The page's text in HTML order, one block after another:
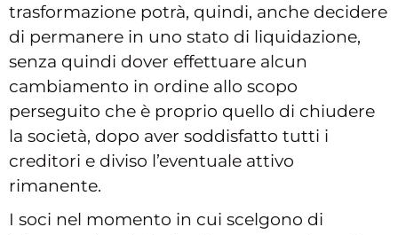
trasformazione potrà, quindi, anche decidere
di permanere in uno stato di liquidazione,
senza quindi dover effettuare alcun
cambiamento in ordine allo scopo
perseguito che è proprio quello di chiudere
la società, dopo aver soddisfatto tutti i
creditori e diviso l’eventuale attivo
rimanente.
I soci nel momento in cui scelgono di